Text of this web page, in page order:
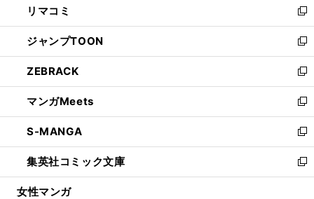
で
開
く
ド
ウ
で
開
く
ィ
ン
ド
ウ
で
開
く
い
ウ
ィ
ン
ド
ウ
で
開
く
リマコミ
新
し
い
ウ
ィ
ン
ド
ウ
で
開
く
ジャンプTOON
新
し
い
ウ
ィ
ン
ド
ウ
で
開
ZEBRACK
新
し
い
ウ
ィ
ン
ド
ウ
マンガMeets
新
し
い
ウ
ィ
ン
S-MANGA
新
し
い
ウ
集英社コミック文庫
新
し
女性マンガ